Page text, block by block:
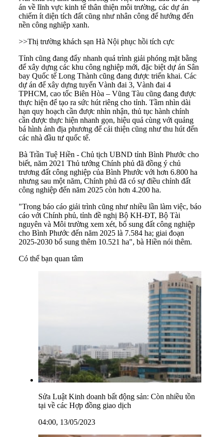
án về lĩnh vực kinh tế thân thiện môi trường, các dự án
chiếm ít diện tích đất cũng như nhân công để hướng đến
nền công nghiệp xanh.
>>Thị trường khách sạn Hà Nội phục hồi tích cực
Tỉnh cũng đang đẩy nhanh quá trình giải phóng mặt bằng
để xây dựng các khu công nghiệp mới, đặc biệt dự án Sân
bay Quốc tế Long Thành cũng đang được triển khai. Các
dự án để xây dựng tuyến Vành đai 3, Vành đai 4
TPHCM, cao tốc Biên Hòa – Vũng Tàu cũng đang được
thực hiện để tạo ra sức hút riêng cho tỉnh. Tầm nhìn dài
hạn quy hoạch cần được nhìn nhận, thủ tục hành chính
cần được thực hiện nhanh gọn, hiệu quả cùng với quảng
bá hình ảnh địa phương để cải thiện cũng như thu hút đến
các nhà đầu tư quốc tế.
Bà Trần Tuệ Hiền - Chủ tịch UBND tỉnh Bình Phước cho
biết, năm 2021 Thủ tướng Chính phủ đã đồng ý chủ
trương đất công nghiệp của Bình Phước với hơn 6.800 ha
nhưng sau một năm, Chính phủ đã có sự điều chỉnh đất
công nghiệp đến năm 2025 còn hơn 4.200 ha.
"Trong báo cáo giải trình cũng như nhiều lần làm việc, báo
cáo với Chính phủ, tỉnh đề nghị Bộ KH-ĐT, Bộ Tài
nguyên và Môi trường xem xét, bổ sung đất công nghiệp
cho Bình Phước đến năm 2025 là 7.584 ha; giai đoạn
2025-2030 bổ sung thêm 10.521 ha", bà Hiền nói thêm.
Có thể bạn quan tâm
Sửa Luật Kinh doanh bất động sản: Còn nhiều tồn
tại về các Hợp đồng giao dịch
04:00, 13/05/2023